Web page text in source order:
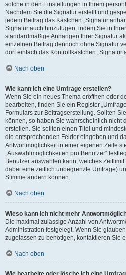
solche in den Einstellungen in Ihrem
Nachdem Sie die Signatur erstellt und
jedem Beitrag das Kästchen „Signatur
Signatur auch hinzufügen, indem Sie in
standardmäßige Anhängen Ihrer Signatur
einzelnen Beitrag dennoch ohne Signatur
dort einfach das Kontrollkästchen „Signatur
Nach oben
Wie kann ich eine Umfrage erstellen?
Wenn Sie ein neues Thema eröffnen oder
bearbeiten, finden Sie ein Register
Formulars zur Beitragserstellung. Sollten
können, so haben Sie wahrscheinlich nicht
erstellen. Sie sollten einen Titel und
die entsprechenden Felder eingeben und
Antwortmöglichkeit in einer eigenen Zeile
„Auswahlmöglichkeiten pro Benutzer“
Benutzer auswählen kann, welches
dabei eine zeitlich unbegrenzte Umfrage)
Stimme ändern können.
Nach oben
Wieso kann ich nicht mehr
Die maximal zulässige Anzahl von
Administration festgelegt. Wenn Sie
zugelassen zu benötigen, kontaktieren Sie
Nach oben